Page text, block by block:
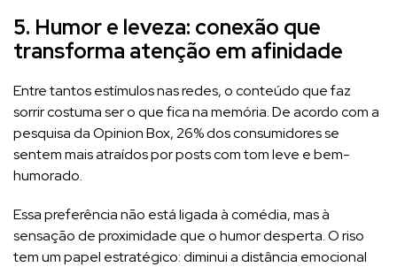
5. Humor e leveza: conexão que
transforma atenção em afinidade
Entre tantos estímulos nas redes, o conteúdo que faz
sorrir costuma ser o que fica na memória. De acordo com a
pesquisa da Opinion Box, 26% dos consumidores se
sentem mais atraídos por posts com tom leve e bem-
humorado.
Essa preferência não está ligada à comédia, mas à
sensação de proximidade que o humor desperta. O riso
tem um papel estratégico: diminui a distância emocional